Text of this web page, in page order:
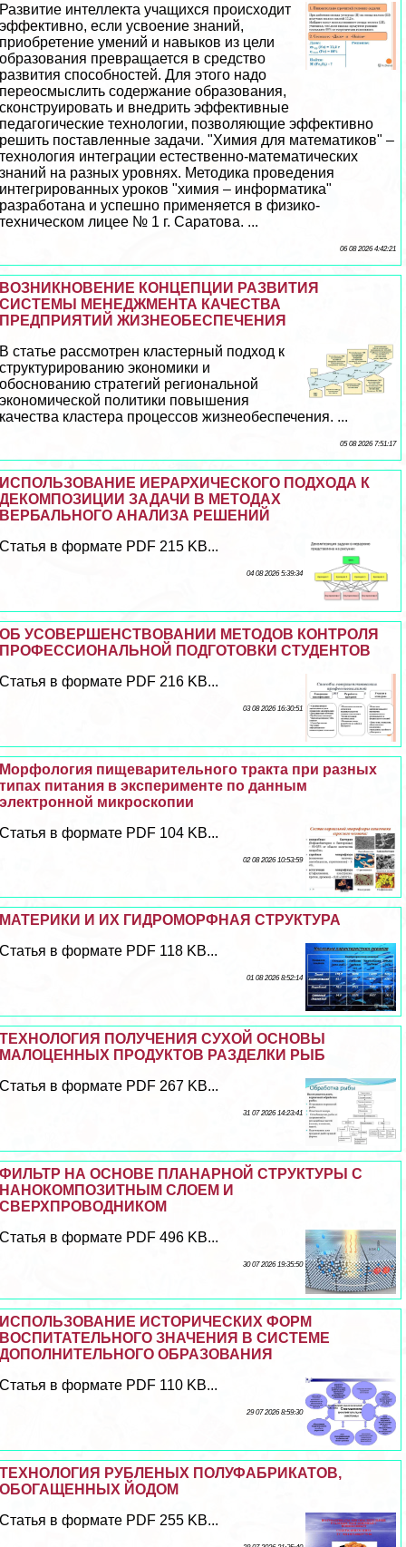
Развитие интеллекта учащихся происходит
эффективно, если усвоение знаний,
приобретение умений и навыков из цели
образования превращается в средство
развития способностей. Для этого надо
переосмыслить содержание образования,
сконструировать и внедрить эффективные
педагогические технологии, позволяющие эффективно
решить поставленные задачи. "Химия для математиков" –
технология интеграции естественно-математических
знаний на разных уровнях. Методика проведения
интегрированных уроков "химия – информатика"
разработана и успешно применяется в физико-
техническом лицее № 1 г. Саратова. ...
06 08 2026 4:42:21
ВОЗНИКНОВЕНИЕ КОНЦЕПЦИИ РАЗВИТИЯ
СИСТЕМЫ МЕНЕДЖМЕНТА КАЧЕСТВА
ПРЕДПРИЯТИЙ ЖИЗНЕОБЕСПЕЧЕНИЯ
В статье рассмотрен кластерный подход к
структурированию экономики и
обоснованию стратегий региональной
экономической политики повышения
качества кластера процессов жизнеобеспечения. ...
05 08 2026 7:51:17
ИСПОЛЬЗОВАНИЕ ИЕРАРХИЧЕСКОГО ПОДХОДА К
ДЕКОМПОЗИЦИИ ЗАДАЧИ В МЕТОДАХ
ВЕРБАЛЬНОГО АНАЛИЗА РЕШЕНИЙ
Статья в формате PDF 215 KB...
04 08 2026 5:39:34
ОБ УСОВЕРШЕНСТВОВАНИИ МЕТОДОВ КОНТРОЛЯ
ПРОФЕССИОНАЛЬНОЙ ПОДГОТОВКИ СТУДЕНТОВ
Статья в формате PDF 216 KB...
03 08 2026 16:30:51
Морфология пищеварительного тpaкта при разных
типах питания в эксперименте по данным
электронной микроскопии
Статья в формате PDF 104 KB...
02 08 2026 10:53:59
МАТЕРИКИ И ИХ ГИДРОМОРФНАЯ СТРУКТУРА
Статья в формате PDF 118 KB...
01 08 2026 8:52:14
ТЕХНОЛОГИЯ ПОЛУЧЕНИЯ СУХОЙ ОСНОВЫ
МАЛОЦЕННЫХ ПРОДУКТОВ РАЗДЕЛКИ РЫБ
Статья в формате PDF 267 KB...
31 07 2026 14:23:41
ФИЛЬТР НА ОСНОВЕ ПЛАНАРНОЙ СТРУКТУРЫ С
НАНОКОМПОЗИТНЫМ СЛОЕМ И
СВЕРХПРОВОДНИКОМ
Статья в формате PDF 496 KB...
30 07 2026 19:35:50
ИСПОЛЬЗОВАНИЕ ИСТОРИЧЕСКИХ ФОРМ
ВОСПИТАТЕЛЬНОГО ЗНАЧЕНИЯ В СИСТЕМЕ
ДОПОЛНИТЕЛЬНОГО ОБРАЗОВАНИЯ
Статья в формате PDF 110 KB...
29 07 2026 8:59:30
ТЕХНОЛОГИЯ РУБЛЕНЫХ ПОЛУФАБРИКАТОВ,
ОБОГАЩЕННЫХ ЙОДОМ
Статья в формате PDF 255 KB...